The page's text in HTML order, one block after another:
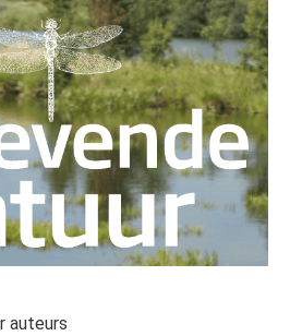
auteurs